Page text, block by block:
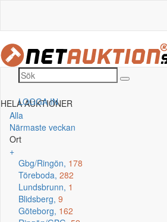
LOGGA IN
HELA AUKTIONER
Alla
Närmaste veckan
Ort
+
Gbg/Ringön, 178
Töreboda, 282
Lundsbrunn, 1
Blidsberg, 9
Göteborg, 162